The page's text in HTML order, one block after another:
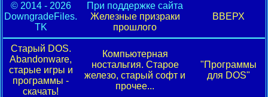
© 2014 - 2026
DowngradeFiles.
TK
При поддержке сайта
Железные призраки
прошлого
ВВЕРХ
Старый DOS.
Abandonware,
старые игры и
программы -
скачать!
Компьютерная
ностальгия. Старое
железо, старый софт и
прочее...
"Программы
для DOS"